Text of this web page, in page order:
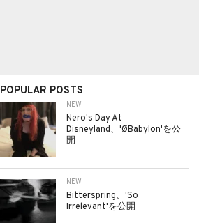
POPULAR POSTS
NEW
Nero's Day At
Disneyland、'ØBabylon'を公
開
NEW
Bitterspring、'So
Irrelevant'を公開